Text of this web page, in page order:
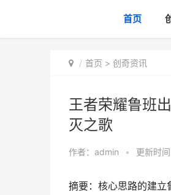
首页
首页 > 创奇资讯
王者荣耀鲁班
灭之歌
作者： admin • 更新时
摘要：核心思路的建立